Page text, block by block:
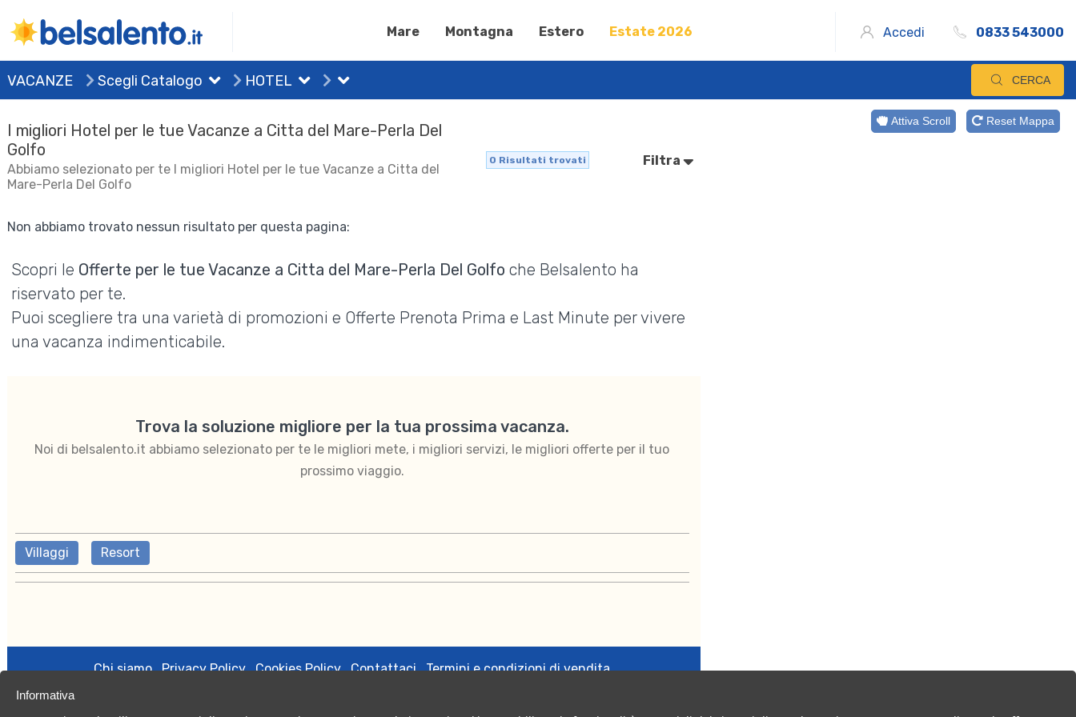
Mare Montagna Estero Estate 2026 Accedi 0833 543000
VACANZE Scegli Catalogo HOTEL CERCA
I migliori Hotel per le tue Vacanze a Citta del Mare-Perla Del
Golfo
Abbiamo selezionato per te I migliori Hotel per le tue Vacanze a Citta del
Mare-Perla Del Golfo
0 Risultati trovati Filtra
Non abbiamo trovato nessun risultato per questa pagina:
Scopri le Offerte per le tue Vacanze a Citta del Mare-Perla Del Golfo che Belsalento ha
riservato per te.
Puoi scegliere tra una varietà di promozioni e Offerte Prenota Prima e Last Minute per vivere
una vacanza indimenticabile.
Trova la soluzione migliore per la tua prossima vacanza.
Noi di belsalento.it abbiamo selezionato per te le migliori mete, i migliori servizi, le migliori offerte per il tuo
prossimo viaggio.
Villaggi Resort
Chi siamo Privacy Policy Cookies Policy Contattaci Termini e condizioni di vendita
Attiva Scroll Reset Mappa
Informativa